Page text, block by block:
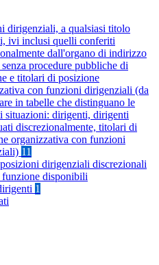
dirigenziali, a qualsiasi titolo
ivi inclusi quelli conferiti
dall'organo di indirizzo
procedure pubbliche di
e titolari di posizione
con funzioni dirigenziali (da
in tabelle che distinguano le
situazioni: dirigenti, dirigenti
discrezionalmente, titolari di
organizzativa con funzioni
11
dirigenziali discrezionali
funzione disponibili
1